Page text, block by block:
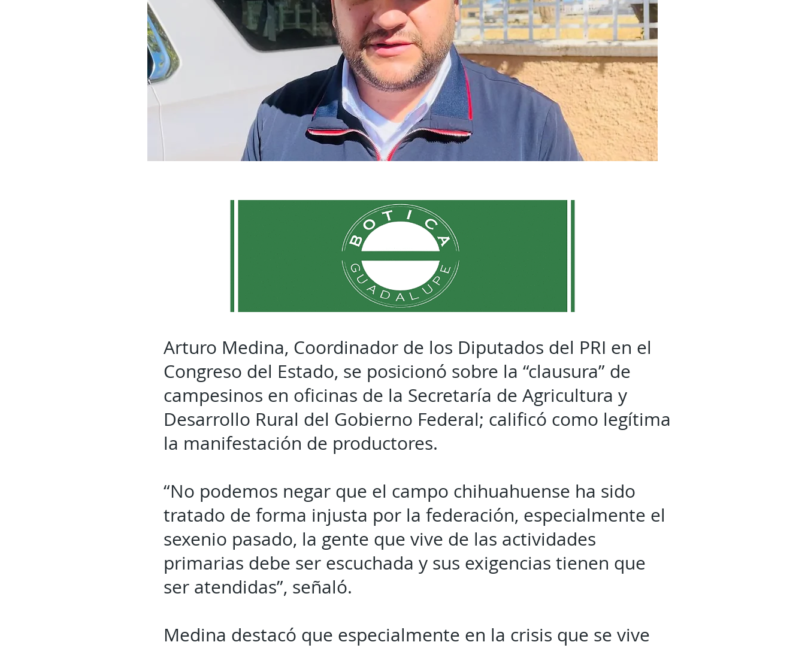
Arturo Medina, Coordinador de los Diputados del PRI en el
Congreso del Estado, se posicionó sobre la “clausura” de
campesinos en oficinas de la Secretaría de Agricultura y
Desarrollo Rural del Gobierno Federal; calificó como legítima
la manifestación de productores.
“No podemos negar que el campo chihuahuense ha sido
tratado de forma injusta por la federación, especialmente el
sexenio pasado, la gente que vive de las actividades
primarias debe ser escuchada y sus exigencias tienen que
ser atendidas”, señaló.
Medina destacó que especialmente en la crisis que se vive